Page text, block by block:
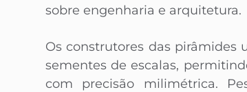
sobre engenharia e arquitetura.
Os construtores das pirâmides
sementes de escalas,
com precisão milimétrica.